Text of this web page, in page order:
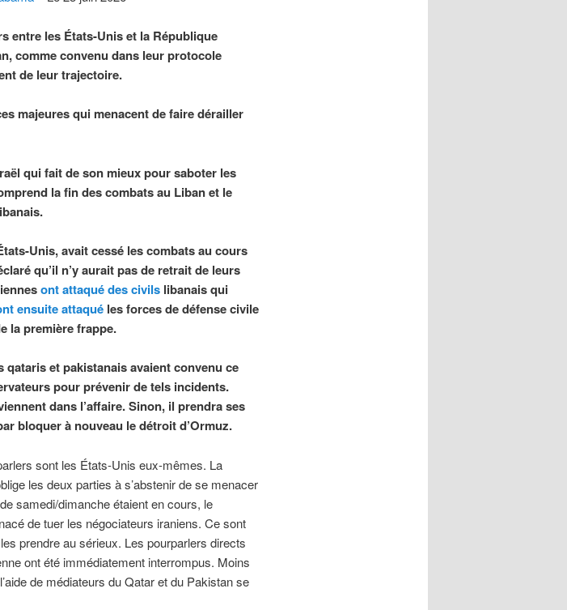
entre les États-Unis et la République
comme convenu dans leur protocole
de leur trajectoire.
majeures qui menacent de faire dérailler
qui fait de son mieux pour saboter les
la fin des combats au Liban et le
Unis, avait cessé les combats au cours
qu’il n’y aurait pas de retrait de leurs
ont attaqué des civilslibanais qui
ensuite attaquéles forces de défense civile
la première frappe.
qataris et pakistanais avaient convenu ce
pour prévenir de tels incidents.
dans l’affaire. Sinon, il prendra ses
bloquer à nouveau le détroit d’Ormuz.
sont les États-Unis eux-mêmes. La
les deux parties à s’abstenir de se menacer
samedi/dimanche étaient en cours, le
de tuer les négociateurs iraniens. Ce sont
prendre au sérieux. Les pourparlers directs
ont été immédiatement interrompus. Moins
de médiateurs du Qatar et du Pakistan se